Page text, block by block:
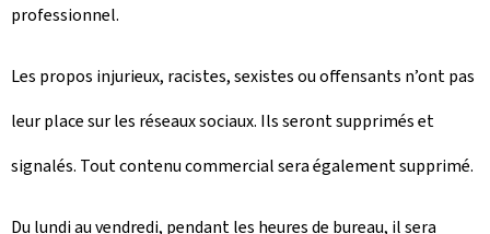
professionnel.
Les propos injurieux, racistes, sexistes ou offensants n’ont pas
leur place sur les réseaux sociaux. Ils seront supprimés et
signalés. Tout contenu commercial sera également supprimé.
Du lundi au vendredi, pendant les heures de bureau, il sera